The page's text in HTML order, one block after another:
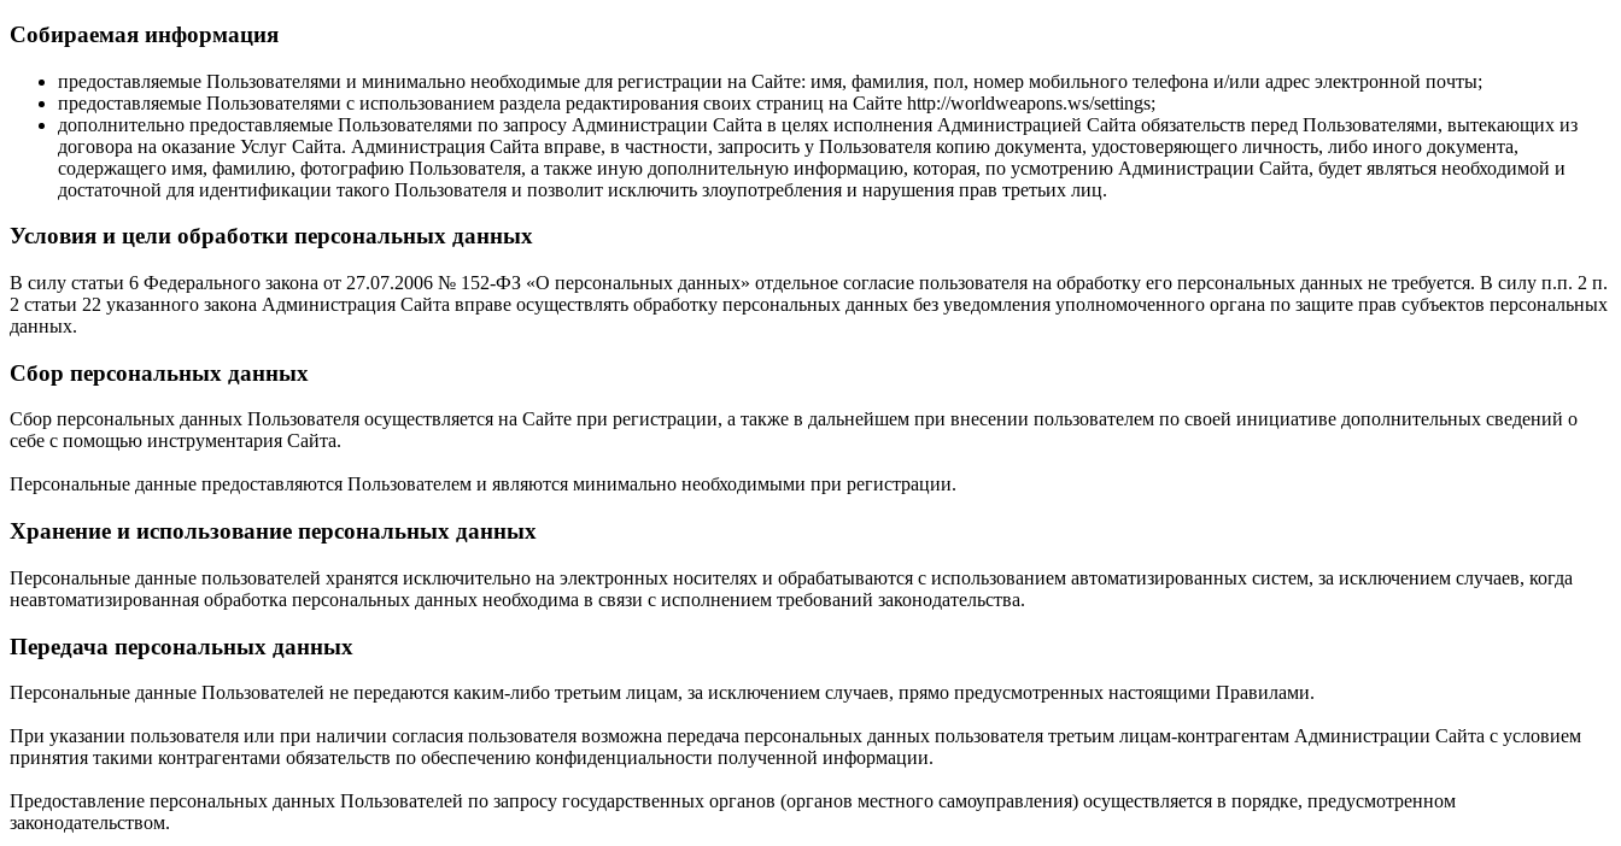
Собираемая информация
предоставляемые Пользователями и минимально необходимые для регистрации на Сайте: имя, фамилия, пол, номер мобильного телефона и/или адрес электронной почты;
предоставляемые Пользователями с использованием раздела редактирования своих страниц на Сайте http://worldweapons.ws/settings;
дополнительно предоставляемые Пользователями по запросу Администрации Сайта в целях исполнения Администрацией Сайта обязательств перед Пользователями, вытекающих из
договора на оказание Услуг Сайта. Администрация Сайта вправе, в частности, запросить у Пользователя копию документа, удостоверяющего личность, либо иного документа,
содержащего имя, фамилию, фотографию Пользователя, а также иную дополнительную информацию, которая, по усмотрению Администрации Сайта, будет являться необходимой и
достаточной для идентификации такого Пользователя и позволит исключить злоупотребления и нарушения прав третьих лиц.
Условия и цели обработки персональных данных
В силу статьи 6 Федерального закона от 27.07.2006 № 152-ФЗ «О персональных данных» отдельное согласие пользователя на обработку его персональных данных не требуется. В силу п.п. 2 п.
2 статьи 22 указанного закона Администрация Сайта вправе осуществлять обработку персональных данных без уведомления уполномоченного органа по защите прав субъектов персональных
данных.
Сбор персональных данных
Сбор персональных данных Пользователя осуществляется на Сайте при регистрации, а также в дальнейшем при внесении пользователем по своей инициативе дополнительных сведений о
себе с помощью инструментария Сайта.
Персональные данные предоставляются Пользователем и являются минимально необходимыми при регистрации.
Хранение и использование персональных данных
Персональные данные пользователей хранятся исключительно на электронных носителях и обрабатываются с использованием автоматизированных систем, за исключением случаев, когда
неавтоматизированная обработка персональных данных необходима в связи с исполнением требований законодательства.
Передача персональных данных
Персональные данные Пользователей не передаются каким-либо третьим лицам, за исключением случаев, прямо предусмотренных настоящими Правилами.
При указании пользователя или при наличии согласия пользователя возможна передача персональных данных пользователя третьим лицам-контрагентам Администрации Сайта с условием
принятия такими контрагентами обязательств по обеспечению конфиденциальности полученной информации.
Предоставление персональных данных Пользователей по запросу государственных органов (органов местного самоуправления) осуществляется в порядке, предусмотренном
законодательством.